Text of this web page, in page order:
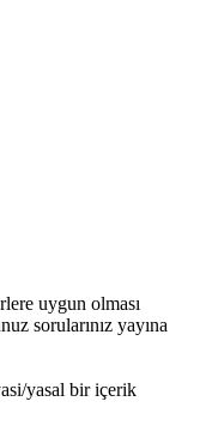
uygun olması
sorularınız yayına
yasal bir içerik